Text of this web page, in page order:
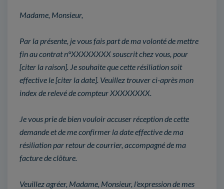
Madame, Monsieur,
Par la présente, je vous fais part de ma volonté de mettre
fin au contrat n°XXXXXXXX souscrit chez vous, pour
[citer la raison]. Je souhaite que cette résiliation soit
effective le [citer la date]. Veuillez trouver ci-après mon
index de relevé de compteur XXXXXXXX.
Je vous prie de bien vouloir accuser réception de cette
demande et de me confirmer la date effective de ma
résiliation par retour de courrier, accompagné de ma
facture de clôture.
Veuillez agréer, Madame, Monsieur, l'expression de mes